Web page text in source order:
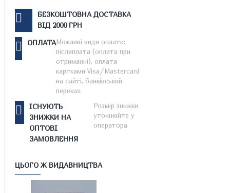
БЕЗКОШТОВНА ДОСТАВКА
ВІД 2000 ГРН
ОПЛАТАМожливі види оплати:
післяплата (оплата при
отриманні), оплата
картками Visa/Mastercard
на сайті, банківський
переказ.
ІСНУЮТЬ
ЗНИЖКИ НА
ОПТОВІ
ЗАМОВЛЕННЯ
Розмір знижки
уточнюйте у
оператора
ЦЬОГО Ж ВИДАВНИЦТВА